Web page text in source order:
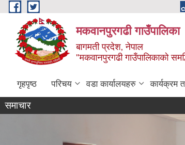
Skip to main content
मकवानपुरगढी गाउँपालिका
बागमती प्रदेश, नेपाल
"मकवानपुरगढी गाउँपालिकाको
गृहपृष्ठ परिचय वडा कार्यालयहरु कार्यक्रम
समाचार